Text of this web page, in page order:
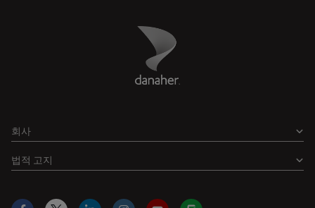
Danaher Logo
회사
법적 고지